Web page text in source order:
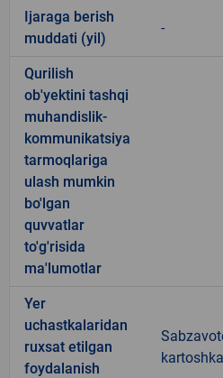
Ijaraga berish
muddati (yil)
-
Qurilish
ob'yektini tashqi
muhandislik-
kommunikatsiya
tarmoqlariga
ulash mumkin
bo'lgan
quvvatlar
to'g'risida
ma'lumotlar
Yer
uchastkalaridan
ruxsat etilgan
foydalanish